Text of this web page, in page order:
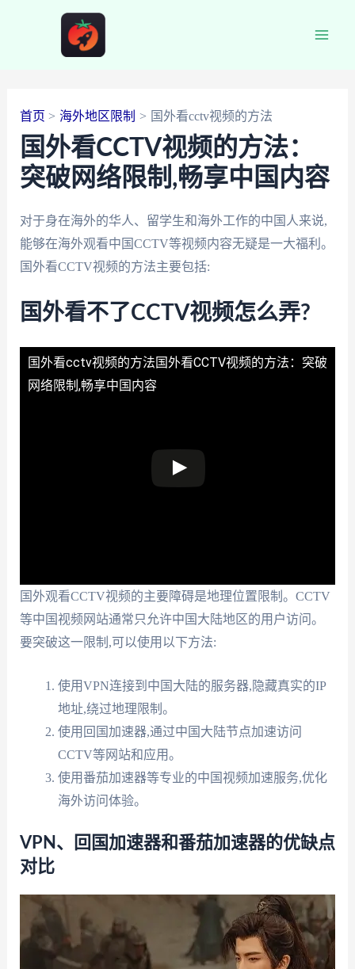
首页 海外地区限制 国外看cctv视频的方法
国外看CCTV视频的方法：
突破网络限制,畅享中国内容
对于身在海外的华人、留学生和海外工作的中国人来说,
能够在海外观看中国CCTV等视频内容无疑是一大福利。
国外看CCTV视频的方法主要包括:
国外看不了CCTV视频怎么弄?
国外看cctv视频的方法 国外看CCTV视频的方法：突破
网络限制,畅享中国内容
国外观看CCTV视频的主要障碍是地理位置限制。CCTV
等中国视频网站通常只允许中国大陆地区的用户访问。
要突破这一限制,可以使用以下方法:
使用VPN连接到中国大陆的服务器,隐藏真实的IP
地址,绕过地理限制。
使用回国加速器,通过中国大陆节点加速访问
CCTV等网站和应用。
使用番茄加速器等专业的中国视频加速服务,优化
海外访问体验。
VPN、回国加速器和番茄加速器的优缺点
对比